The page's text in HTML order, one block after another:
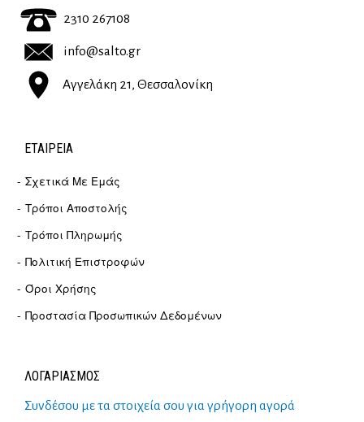
2310 267108
info@salto.gr
Αγγελάκη 21, Θεσσαλονίκη
ΕΤΑΙΡΕΊΑ
Σχετικά Με Εμάς
Τρόποι Αποστολής
Τρόποι Πληρωμής
Πολιτική Επιστροφών
Όροι Χρήσης
Προστασία Προσωπικών Δεδομένων
ΛΟΓΑΡΙΑΣΜΟΣ
Συνδέσου με τα στοιχεία σου για γρήγορη αγορά